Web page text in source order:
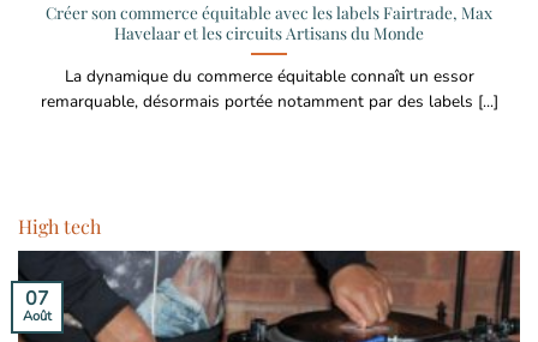
Créer son commerce équitable avec les labels Fairtrade, Max
Havelaar et les circuits Artisans du Monde
La dynamique du commerce équitable connaît un essor
remarquable, désormais portée notamment par des labels [...]
High tech
07
Août